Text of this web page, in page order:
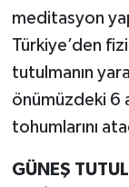
meditasyon
Türkiye’den
tutulmanın
önümüzdeki 6
tohumlarını
GÜNEŞ